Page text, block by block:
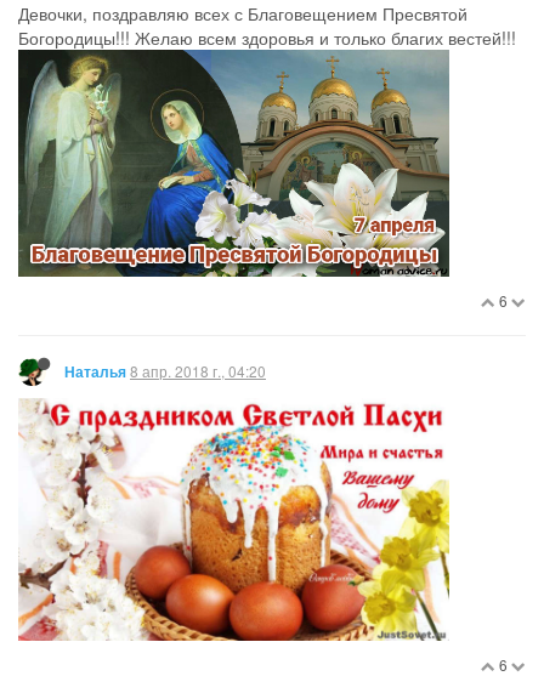
Девочки, поздравляю всех с Благовещением Пресвятой
Богородицы!!! Желаю всем здоровья и только благих вестей!!!
6
Наталья8 апр. 2018 г., 04:20
6